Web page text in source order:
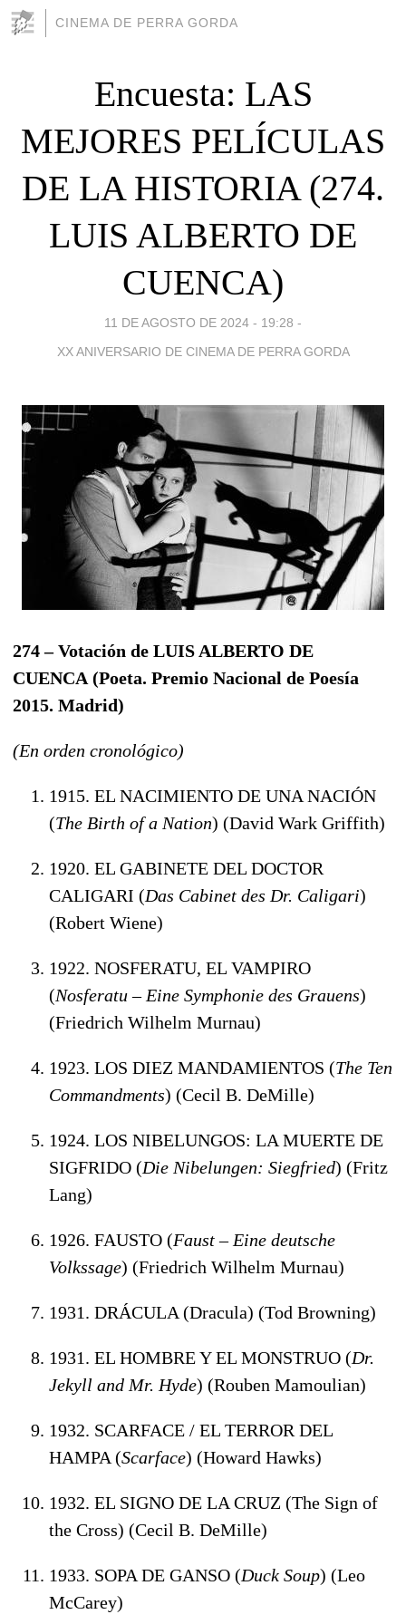
CINEMA DE PERRA GORDA
Encuesta: LAS
MEJORES PELÍCULAS
DE LA HISTORIA (274.
LUIS ALBERTO DE
CUENCA)
11 DE AGOSTO DE 2024 - 19:28 -
XX ANIVERSARIO DE CINEMA DE PERRA GORDA
274 – Votación de LUIS ALBERTO DE
CUENCA (Poeta. Premio Nacional de Poesía
2015. Madrid)
(En orden cronológico)
1915. EL NACIMIENTO DE UNA NACIÓN
(The Birth of a Nation) (David Wark Griffith)
1920. EL GABINETE DEL DOCTOR
CALIGARI (Das Cabinet des Dr. Caligari)
(Robert Wiene)
1922. NOSFERATU, EL VAMPIRO
(Nosferatu – Eine Symphonie des Grauens)
(Friedrich Wilhelm Murnau)
1923. LOS DIEZ MANDAMIENTOS (The Ten
Commandments) (Cecil B. DeMille)
1924. LOS NIBELUNGOS: LA MUERTE DE
SIGFRIDO (Die Nibelungen: Siegfried) (Fritz
Lang)
1926. FAUSTO (Faust – Eine deutsche
Volkssage) (Friedrich Wilhelm Murnau)
1931. DRÁCULA (Dracula) (Tod Browning)
1931. EL HOMBRE Y EL MONSTRUO (Dr.
Jekyll and Mr. Hyde) (Rouben Mamoulian)
1932. SCARFACE / EL TERROR DEL
HAMPA (Scarface) (Howard Hawks)
1932. EL SIGNO DE LA CRUZ (The Sign of
the Cross) (Cecil B. DeMille)
1933. SOPA DE GANSO (Duck Soup) (Leo
McCarey)